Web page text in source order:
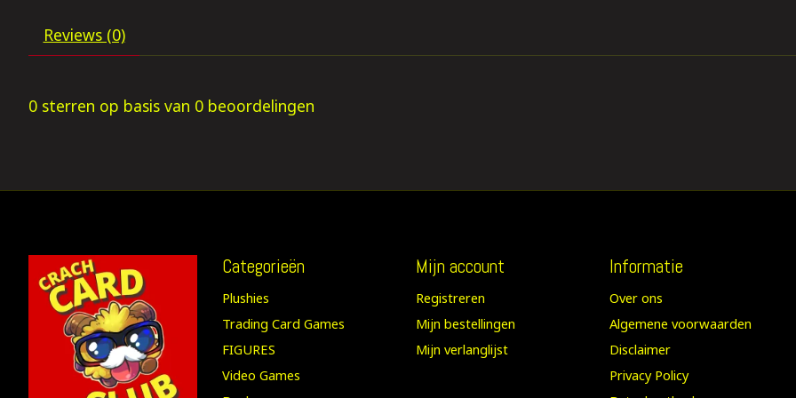
Reviews (0)
0 sterren op basis van 0 beoordelingen
Categorieën
Plushies
Trading Card Games
FIGURES
Video Games
Mijn account
Registreren
Mijn bestellingen
Mijn verlanglijst
Informatie
Over ons
Algemene voorwaarden
Disclaimer
Privacy Policy